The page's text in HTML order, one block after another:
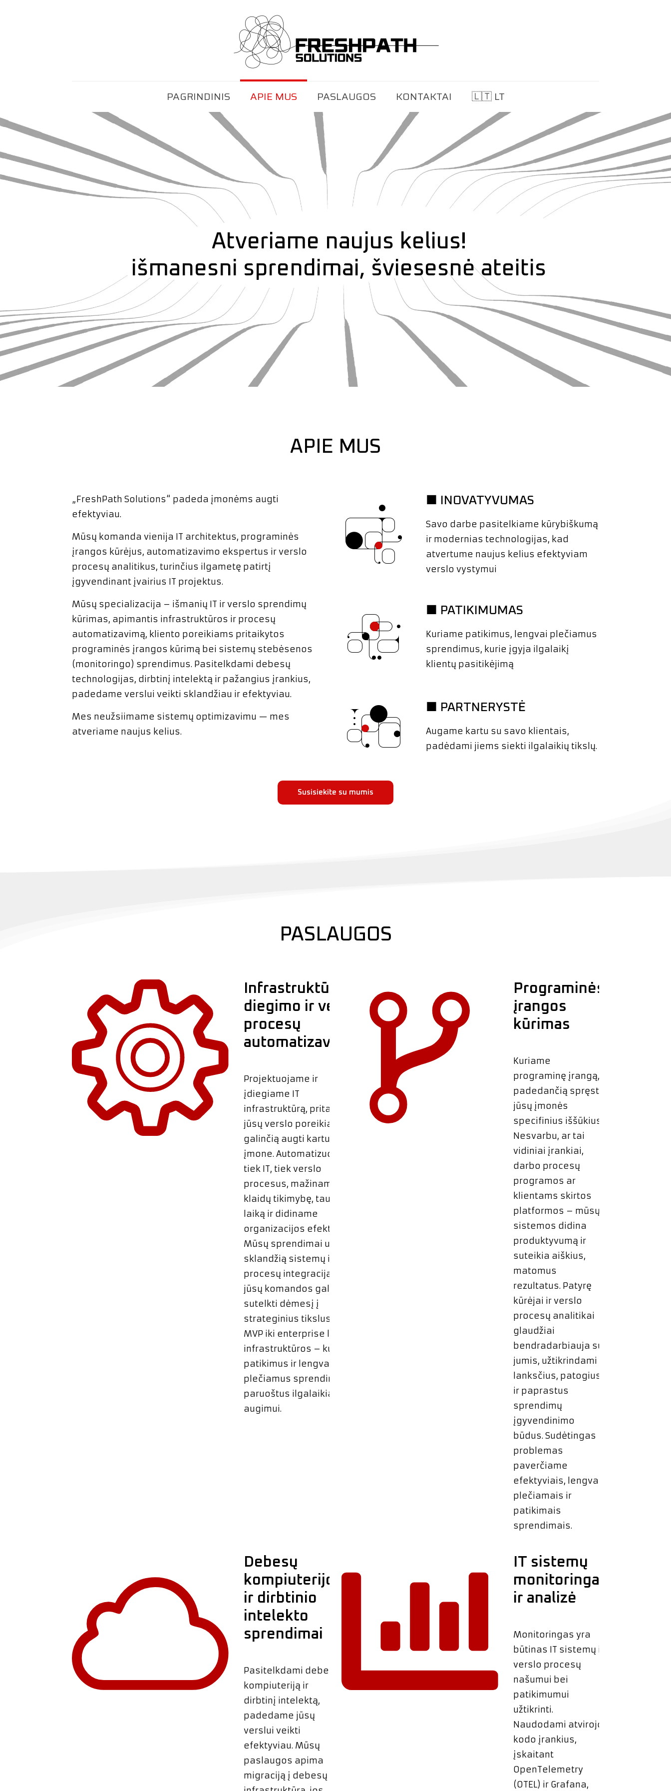
PAGRINDINIS APIE MUS PASLAUGOS KONTAKTAI 🇱🇹 LT
Atveriame naujus kelius!
išmanesni sprendimai, šviesesnė ateitis
APIE MUS
„FreshPath Solutions“ padeda įmonėms augti
efektyviau.
Mūsų komanda vienija IT architektus, programinės
įrangos kūrėjus, automatizavimo ekspertus ir verslo
procesų analitikus, turinčius ilgametę patirtį
įgyvendinant įvairius IT projektus.
Mūsų specializacija – išmanių IT ir verslo sprendimų
kūrimas, apimantis infrastruktūros ir procesų
automatizavimą, kliento poreikiams pritaikytos
programinės įrangos kūrimą bei sistemų stebėsenos
(monitoringo) sprendimus. Pasitelkdami debesų
technologijas, dirbtinį intelektą ir pažangius įrankius,
padedame verslui veikti sklandžiau ir efektyviau.
Mes neužsiimame sistemų optimizavimu — mes
atveriame naujus kelius.
■ INOVATYVUMAS
Savo darbe pasitelkiame kūrybiškumą
ir modernias technologijas, kad
atvertume naujus kelius efektyviam
verslo vystymui
■ PATIKIMUMAS
Kuriame patikimus, lengvai plečiamus
sprendimus, kurie įgyja ilgalaikį
klientų pasitikėjimą
■ PARTNERYSTĖ
Augame kartu su savo klientais,
padėdami jiems siekti ilgalaikių tikslų.
Susisiekite su mumis
PASLAUGOS
Infrastruktūros
diegimo ir verslo
procesų
automatizavimas
Projektuojame ir
įdiegiame IT
infrastruktūrą, pritaikytą
jūsų verslo poreikiams ir
galinčią augti kartu su
įmone. Automatizuodami
tiek IT, tiek verslo
procesus, mažiname
klaidų tikimybę, taupome
laiką ir didiname
organizacijos efektyvumą.
Mūsų sprendimai užtikrina
sklandžią sistemų ir darbo
procesų integraciją, todėl
jūsų komandos gali
sutelkti dėmesį į
strateginius tikslus. Nuo
MVP iki enterprise lygio
infrastruktūros – kuriame
patikimus ir lengvai
plečiamus sprendimus,
paruoštus ilgalaikiam
augimui.
Programinės
įrangos
kūrimas
Kuriame
programinę įrangą,
padedančią spręsti
jūsų įmonės
specifinius iššūkius.
Nesvarbu, ar tai
vidiniai įrankiai,
darbo procesų
programos ar
klientams skirtos
platformos – mūsų
sistemos didina
produktyvumą ir
suteikia aiškius,
matomus
rezultatus. Patyrę
kūrėjai ir verslo
procesų analitikai
glaudžiai
bendradarbiauja su
jumis, užtikrindami
lanksčius, patogius
ir paprastus
sprendimų
įgyvendinimo
būdus. Sudėtingas
problemas
paverčiame
efektyviais, lengvai
plečiamais ir
patikimais
sprendimais.
Debesų
kompiuterijos
ir dirbtinio
intelekto
sprendimai
Pasitelkdami debesų
kompiuteriją ir
dirbtinį intelektą,
padedame jūsų
verslui veikti
efektyviau. Mūsų
paslaugos apima
migraciją į debesų
IT sistemų
monitoringas
ir analizė
Monitoringas yra
būtinas IT sistemų ir
verslo procesų
našumui bei
patikimumui
užtikrinti.
Naudodami atvirojo
kodo įrankius,
įskaitant
OpenTelemetry
(OTEL) ir Grafana,